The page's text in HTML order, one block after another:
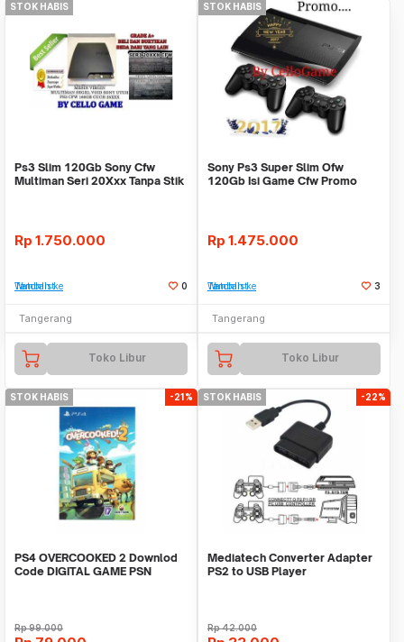
STOK HABIS
Ps3 Slim 120Gb Sony Cfw
Multiman Seri 20Xxx Tanpa Stik
Rp 1.750.000
Tambah ke Watchlist 0
Tangerang
Toko Libur
STOK HABIS
Sony Ps3 Super Slim Ofw
120Gb Isi Game Cfw Promo
Rp 1.475.000
Tambah ke Watchlist 3
Tangerang
Toko Libur
STOK HABIS -21%
PS4 OVERCOOKED 2 Downlod
Code DIGITAL GAME PSN
Rp99.000
STOK HABIS -22%
Mediatech Converter Adapter
PS2 to USB Player
Rp42.000